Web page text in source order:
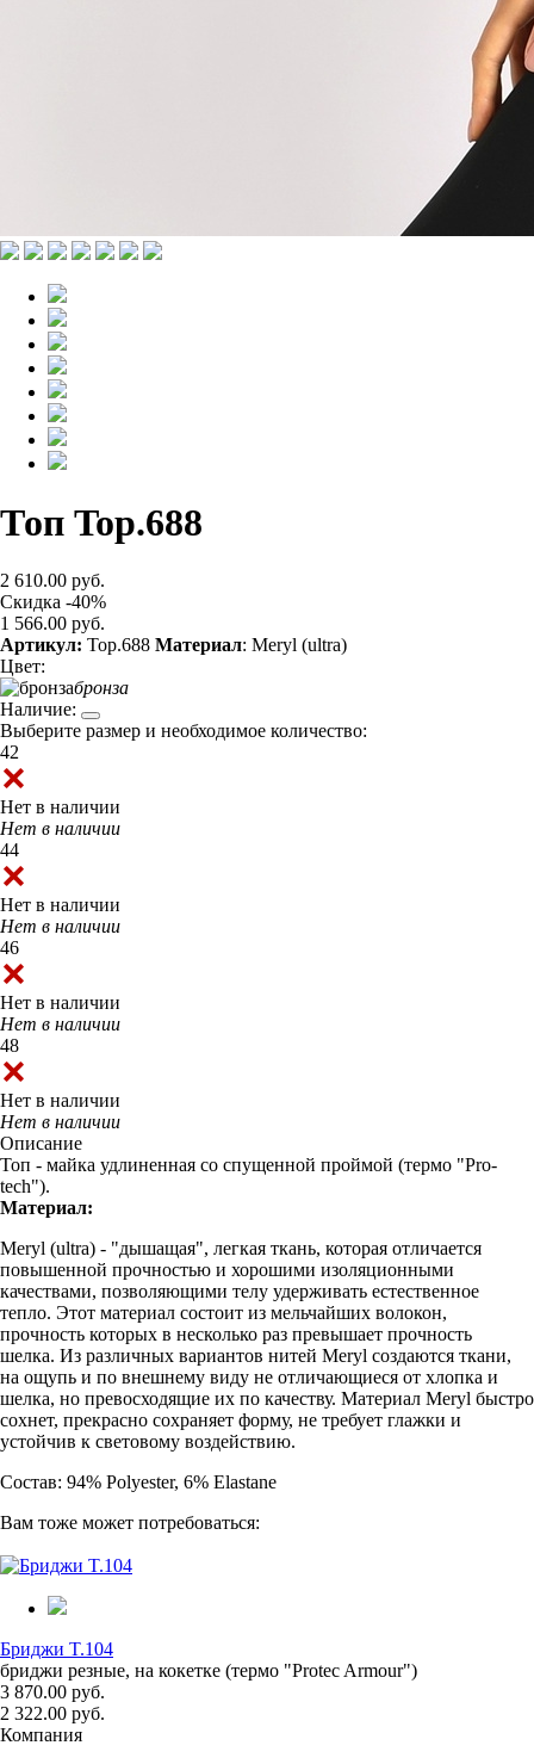
Топ Top.688
2 610.00 руб.
Скидка -40%
1 566.00 руб.
Артикул: Top.688 Материал: Meryl (ultra)
Цвет:
бронза
Наличие:
Выберите размер и необходимое количество:
42
Нет в наличии
Нет в наличии
44
Нет в наличии
Нет в наличии
46
Нет в наличии
Нет в наличии
48
Нет в наличии
Нет в наличии
Описание
Топ - майка удлиненная со спущенной проймой (термо "Pro-
tech").
Материал:
Meryl (ultra) - "дышащая", легкая ткань, которая отличается
повышенной прочностью и хорошими изоляционными
качествами, позволяющими телу удерживать естественное
тепло. Этот материал состоит из мельчайших волокон,
прочность которых в несколько раз превышает прочность
шелка. Из различных вариантов нитей Meryl создаются ткани,
на ощупь и по внешнему виду не отличающиеся от хлопка и
шелка, но превосходящие их по качеству. Материал Meryl быстро
сохнет, прекрасно сохраняет форму, не требует глажки и
устойчив к световому воздействию.
Состав: 94% Polyester, 6% Elastane
Вам тоже может потребоваться:
Бриджи T.104
бриджи резные, на кокетке (термо "Protec Armour")
3 870.00 руб.
2 322.00 руб.
Компания